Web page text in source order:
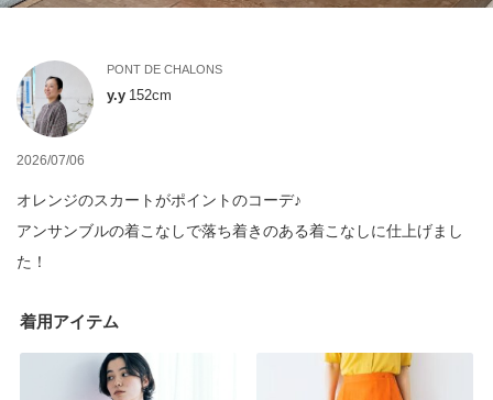
PONT DE CHALONS
y.y 152cm
2026/07/06
オレンジのスカートがポイントのコーデ♪
アンサンブルの着こなしで落ち着きのある着こなしに仕上げまし
た！
着用アイテム